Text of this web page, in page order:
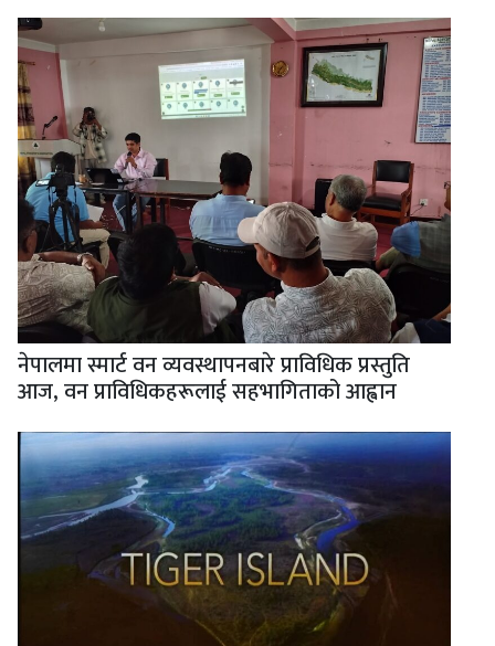
नेपालमा स्मार्ट वन व्यवस्थापनबारे प्राविधिक प्रस्तुति
आज, वन प्राविधिकहरूलाई सहभागिताको आह्वान